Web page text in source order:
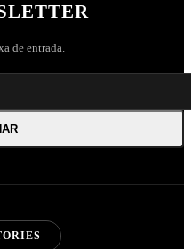
de entrada.